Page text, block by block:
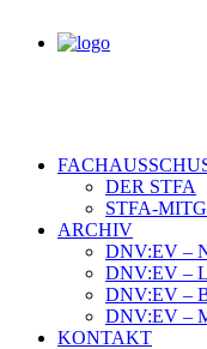
DER STFA
STFA-
ARCHIV
DNV:EV –
DNV:EV –
DNV:EV –
DNV:EV –
KONTAKT